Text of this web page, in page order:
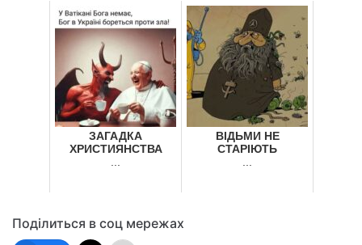
ЗАГАДКА
ХРИСТИЯНСТВА
...
ВІДЬМИ НЕ
СТАРІЮТЬ
...
Поділиться в соц мережах